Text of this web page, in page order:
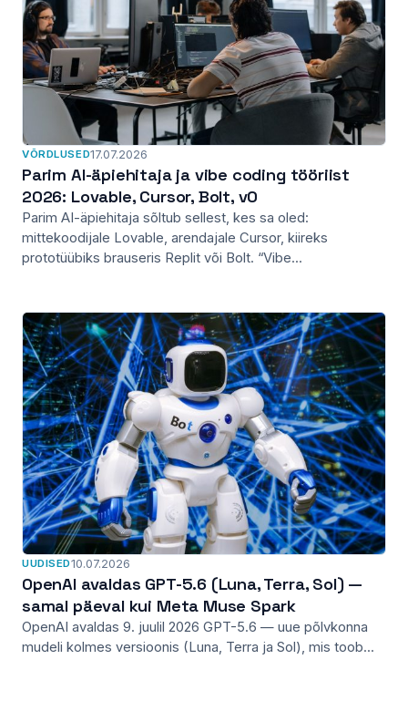
VÕRDLUSED17.07.2026
Parim AI-äpiehitaja ja vibe coding tööriist
2026: Lovable, Cursor, Bolt, v0
Parim AI-äpiehitaja sõltub sellest, kes sa oled:
mittekoodijale Lovable, arendajale Cursor, kiireks
prototüübiks brauseris Replit või Bolt. “Vibe...
UUDISED10.07.2026
OpenAI avaldas GPT-5.6 (Luna, Terra, Sol) —
samal päeval kui Meta Muse Spark
OpenAI avaldas 9. juulil 2026 GPT-5.6 — uue põlvkonna
mudeli kolmes versioonis (Luna, Terra ja Sol), mis toob...